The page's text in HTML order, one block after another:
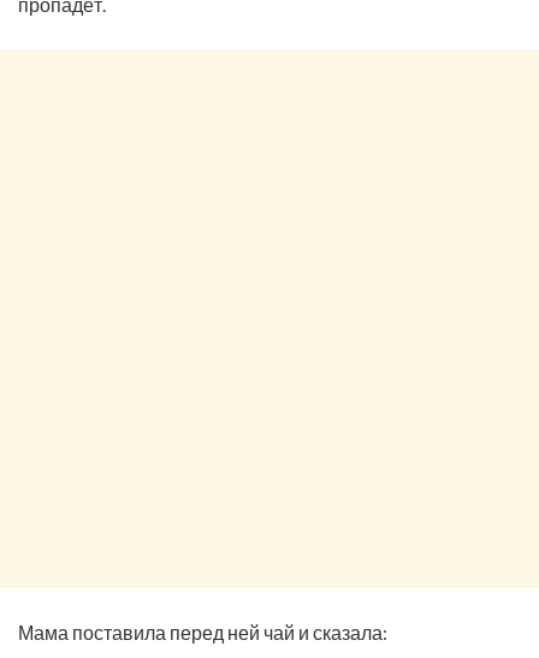
Мама поставила перед ней чай и сказала: